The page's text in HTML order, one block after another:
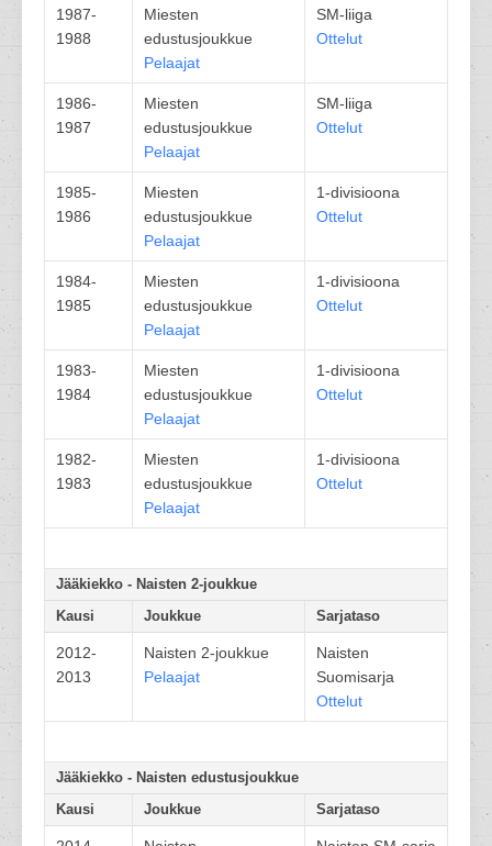
1987-
1988
Miesten
edustusjoukkue
Pelaajat
SM-liiga
Ottelut
1986-
1987
Miesten
edustusjoukkue
Pelaajat
SM-liiga
Ottelut
1985-
1986
Miesten
edustusjoukkue
Pelaajat
1-divisioona
Ottelut
1984-
1985
Miesten
edustusjoukkue
Pelaajat
1-divisioona
Ottelut
1983-
1984
Miesten
edustusjoukkue
Pelaajat
1-divisioona
Ottelut
1982-
1983
Miesten
edustusjoukkue
Pelaajat
1-divisioona
Ottelut
Jääkiekko - Naisten 2-joukkue
Kausi
Joukkue Sarjataso
2012-
2013
Naisten 2-joukkue
Pelaajat
Naisten
Suomisarja
Ottelut
Jääkiekko - Naisten edustusjoukkue
Kausi
Joukkue Sarjataso